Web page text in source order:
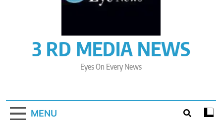
3 RD MEDIA NEWS
Eyes On Every News
MENU